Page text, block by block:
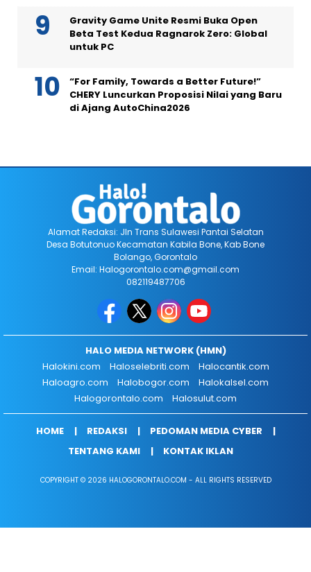
Gravity Game Unite Resmi Buka Open
Beta Test Kedua Ragnarok Zero: Global
untuk PC
“For Family, Towards a Better Future!”
CHERY Luncurkan Proposisi Nilai yang Baru
di Ajang AutoChina2026
Alamat Redaksi: Jln Trans Sulawesi Pantai Selatan
Desa Botutonuo Kecamatan Kabila Bone, Kab Bone
Bolango, Gorontalo
Email: Halogorontalo.com@gmail.com
082119487706
HALO MEDIA NETWORK (HMN)
Halokini.com
Haloselebriti.com
Halocantik.com
Haloagro.com
Halobogor.com
Halokalsel.com
Halogorontalo.com
Halosulut.com
HOME REDAKSI
PEDOMAN MEDIA CYBER
TENTANG KAMI
KONTAK IKLAN
COPYRIGHT © 2026 HALOGORONTALO.COM - ALL RIGHTS RESERVED